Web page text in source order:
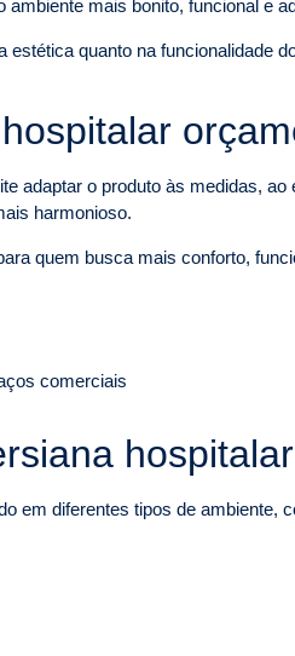
mais bonito, funcional e
estética quanto na funcionalidade
adaptar o produto às medidas,
harmonioso.
quem busca mais conforto,
comerciais
em diferentes tipos de ambiente,